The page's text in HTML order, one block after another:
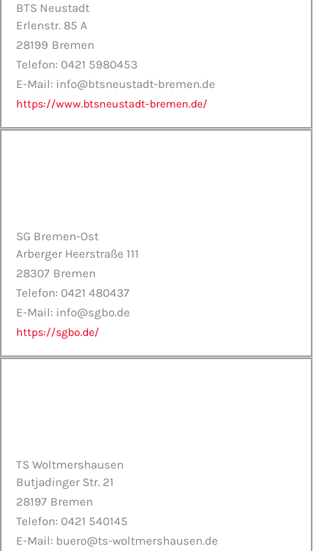
BTS Neustadt
Erlenstr. 85 A
28199 Bremen
Telefon: 0421 5980453
E-Mail: info@btsneustadt-bremen.de
https://www.btsneustadt-bremen.de/
SG Bremen-Ost
Arberger Heerstraße 111
28307 Bremen
Telefon: 0421 480437
E-Mail: info@sgbo.de
https://sgbo.de/
TS Woltmershausen
Butjadinger Str. 21
28197 Bremen
Telefon: 0421 540145
E-Mail: buero@ts-woltmershausen.de